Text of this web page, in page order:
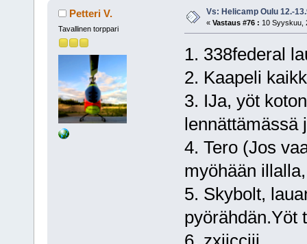
Petteri V.
Tavallinen torppari
Vs: Helicamp Oulu 12.-
« Vastaus #76 : 10 Syyskuu,
1. 338federal
2. Kaapeli
3. IJa, yöt
lennättämässä
4. Tero (Jos
myöhään
5. Skybolt,
pyörähdän.Yöt